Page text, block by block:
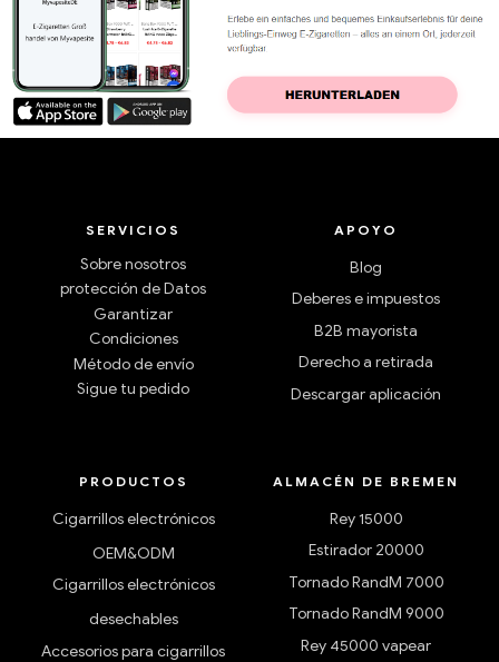
SERVICIOS
Sobre nosotros
protección de Datos
Garantizar
Condiciones
Método de envío
Sigue tu pedido
APOYO
Blog
Deberes e impuestos
B2B mayorista
Derecho a retirada
Descargar aplicación
PRODUCTOS
Cigarrillos electrónicos
OEM&ODM
Cigarrillos electrónicos
desechables
Accesorios para cigarrillos
ALMACÉN DE BREMEN
Rey 15000
Estirador 20000
Tornado RandM 7000
Tornado RandM 9000
Rey 45000 vapear